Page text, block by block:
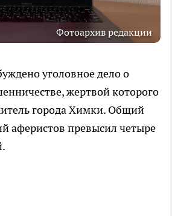
Фотоархив редакции
уголовное дело о
жертвой которого
города Химки. Общий
аферистов превысил четыре